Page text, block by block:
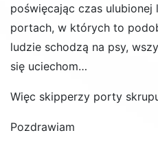
poświęcając czas
portach, w których to
ludzie schodzą na psy,
się uciechom…
Więc skipperzy porty
Pozdrawiam